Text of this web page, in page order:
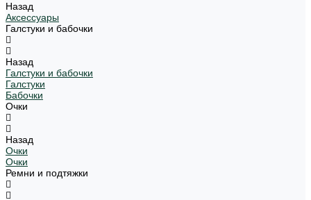
Назад
Аксессуары
Галстуки и бабочки
Назад
Галстуки и бабочки
Галстуки
Бабочки
Очки
Назад
Очки
Очки
Ремни и подтяжки